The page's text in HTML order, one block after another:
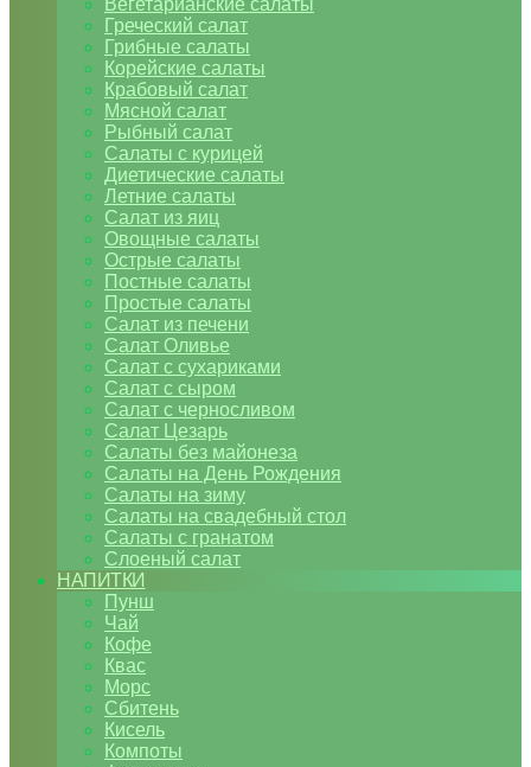
Вегетарианские салаты
Греческий салат
Грибные салаты
Корейские салаты
Крабовый салат
Мясной салат
Рыбный салат
Салаты с курицей
Диетические салаты
Летние салаты
Салат из яиц
Овощные салаты
Острые салаты
Постные салаты
Простые салаты
Салат из печени
Салат Оливье
Салат с сухариками
Салат с сыром
Салат с черносливом
Салат Цезарь
Салаты без майонеза
Салаты на День Рождения
Салаты на зиму
Салаты на свадебный стол
Салаты с гранатом
Слоеный салат
НАПИТКИ
Пунш
Чай
Кофе
Квас
Морс
Сбитень
Кисель
Компоты